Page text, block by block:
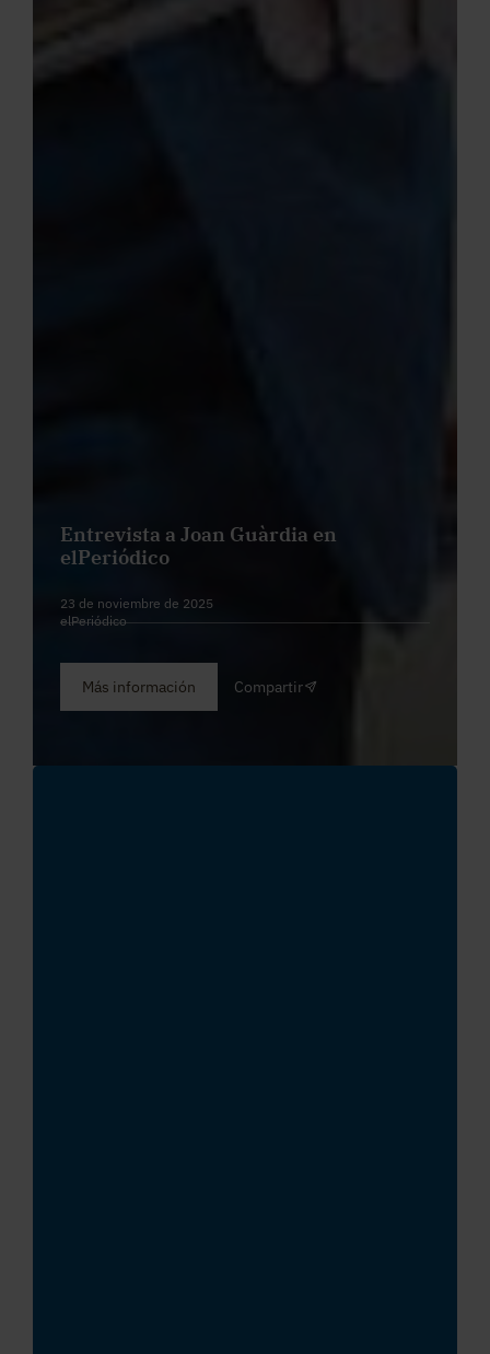
Entrevista a Joan Guàrdia en
elPeriódico
23 de noviembre de 2025
elPeriódico
Más información Compartir